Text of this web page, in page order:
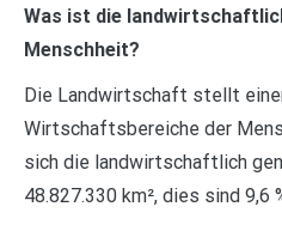
Was ist die
Menschheit?
Die Landwirtschaft stellt
Wirtschaftsbereiche der
sich die landwirtschaftlich
48.827.330 km², dies sind 9,6